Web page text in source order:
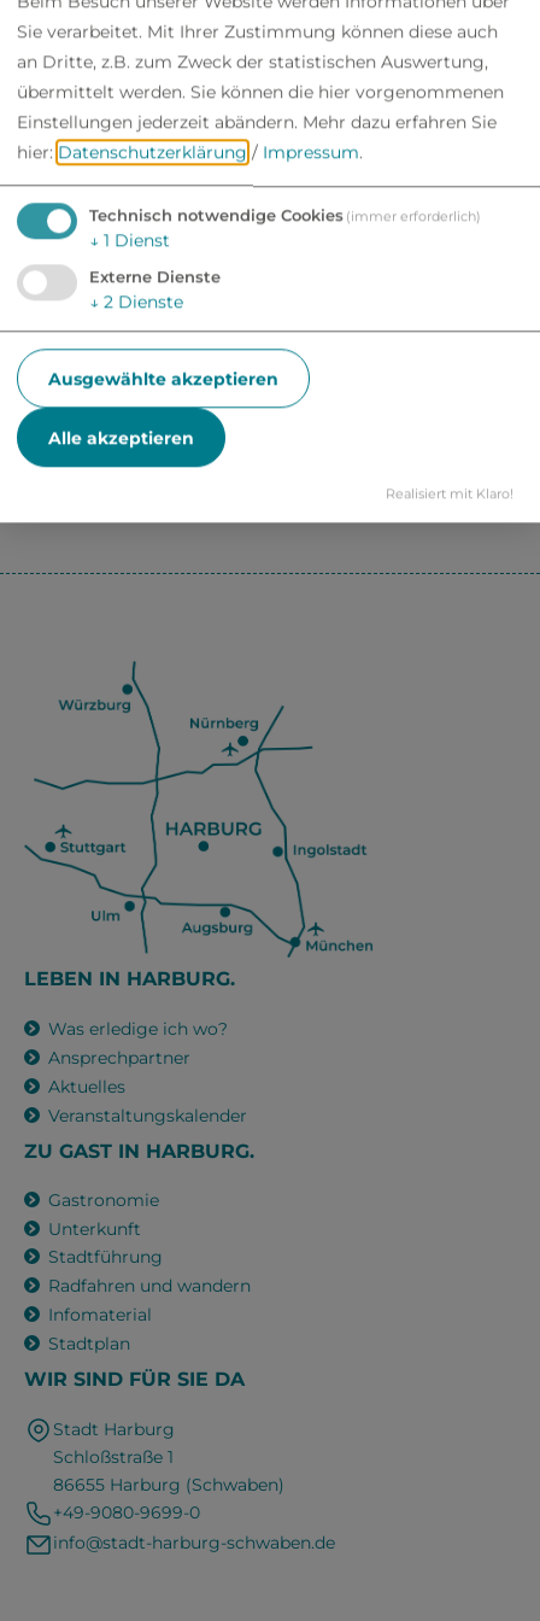
Nachricht*
Ich habe dieDatenschutzerklärung
gelesen und bin damit einverstanden.*
Absenden
Eine Kopie dieser E-Mail wird an Ihre Adresse verschickt.
LEBEN IN HARBURG.
Was erledige ich wo?
Ansprechpartner
Aktuelles
Veranstaltungskalender
ZU GAST IN HARBURG.
Gastronomie
Unterkunft
Stadtführung
Radfahren und wandern
Infomaterial
Stadtplan
WIR SIND FÜR SIE DA
Stadt Harburg
Schloßstraße 1
86655 Harburg (Schwaben)
+49-9080-9699-0
info@stadt-harburg-schwaben.de
Sie verarbeitet. Mit Ihrer Zustimmung können diese auch
an Dritte, z.B. zum Zweck der statistischen Auswertung,
übermittelt werden. Sie können die hier vorgenommenen
Einstellungen jederzeit abändern. Mehr dazu erfahren Sie
hier: Datenschutzerklärung / Impressum.
Technisch notwendige Cookies (immer erforderlich)
↓ 1 Dienst
Externe Dienste
↓ 2 Dienste
Ausgewählte akzeptieren
Alle akzeptieren
Realisiert mit Klaro!